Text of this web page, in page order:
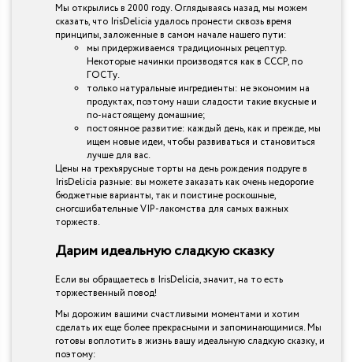
Мы открылись в 2000 году. Оглядываясь назад, мы можем
сказать, что IrisDelicia удалось пронести сквозь время
принципы, заложенные в самом начале нашего пути:
мы придерживаемся традиционных рецептур.
Некоторые начинки производятся как в СССР, по
ГОСТу.
только натуральные ингредиенты: не экономим на
продуктах, поэтому наши сладости такие вкусные и
по-настоящему домашние;
постоянное развитие: каждый день, как и прежде, мы
ищем новые идеи, чтобы развиваться и становиться
лучше для вас.
Цены на трехъярусные торты на день рождения подруге в
IrisDelicia разные: вы можете заказать как очень недорогие
бюджетные варианты, так и поистине роскошные,
сногсшибательные VIP-лакомства для самых важных
торжеств.
Дарим идеальную сладкую сказку
Если вы обращаетесь в IrisDelicia, значит, на то есть
торжественный повод!
Мы дорожим вашими счастливыми моментами и хотим
сделать их еще более прекрасными и запоминающимися. Мы
готовы воплотить в жизнь вашу идеальную сладкую сказку, и
поэтому: